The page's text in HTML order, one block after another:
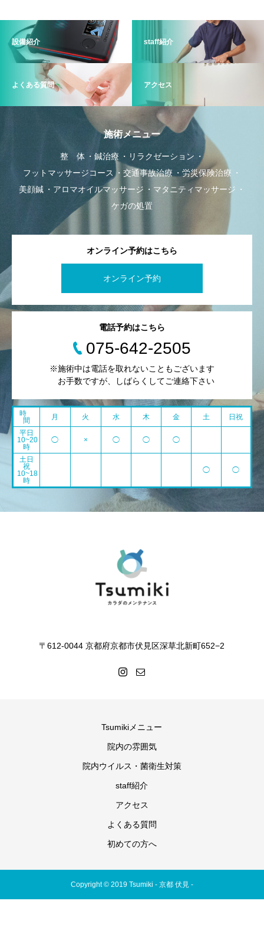
設備紹介 staff紹介
よくある質問 アクセス
施術メニュー
整 体 鍼治療
リラクゼーション
フットマッサージコース
交通事故治療
労災保険治療
美顔鍼
アロマオイルマッサージ
マタニティマッサージ
ケガの処置
オンライン予約はこちら
オンライン予約
電話予約はこちら
075-642-2505
※施術中は電話を取れないこともございます
お手数ですが、しばらくしてご連絡下さい
時
間
月 火 水 木 金 土
日祝
平日
10~20
時
◯ × ◯ ◯ ◯
土日
祝
10~18
時
◯ ◯
〒612-0044 京都府京都市伏見区深草北新町652−2
Tsumikiメニュー
院内の雰囲気
院内ウイルス・菌衛生対策
staff紹介
アクセス
よくある質問
初めての方へ
Copyright © 2019 Tsumiki - 京都 伏見 -